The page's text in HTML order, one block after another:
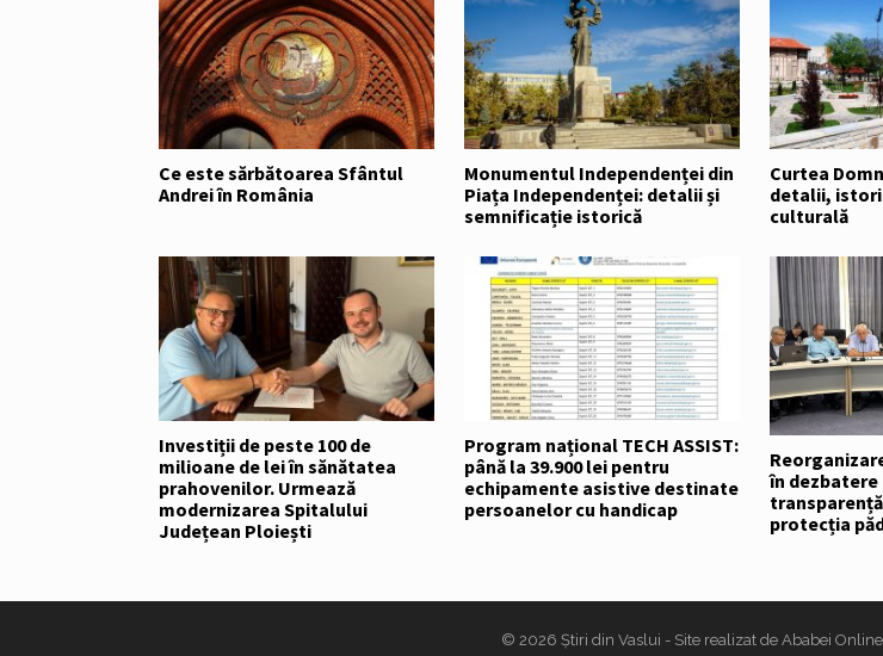
Ce este sărbătoarea Sfântul
Andrei în România
Monumentul Independenței din
Piața Independenței: detalii și
semnificație istorică
Curtea
detalii,
culturală
Investiții de peste 100 de
milioane de lei în sănătatea
prahovenilor. Urmează
modernizarea Spitalului
Județean Ploiești
Program național TECH ASSIST:
până la 39.900 lei pentru
echipamente asistive destinate
persoanelor cu handicap
în dezbatere
protecția
© 2026 Știri din Vaslui - Site realizat de Ababei Online